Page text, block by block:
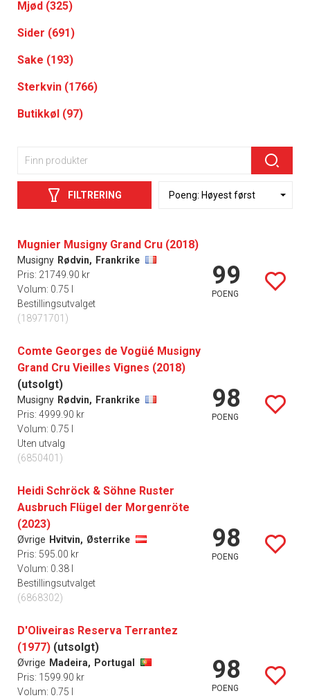
Mjød (325)
Sider (691)
Sake (193)
Sterkvin (1766)
Butikkøl (97)
FILTRERING
Mugnier Musigny Grand Cru (2018)
Musigny Rødvin, Frankrike
Pris: 21749.90 kr
Volum: 0.75 l
Bestillingsutvalget
(18971701)
99
POENG
Comte Georges de Vogüé Musigny
Grand Cru Vieilles Vignes (2018)
(utsolgt)
Musigny Rødvin, Frankrike
Pris: 4999.90 kr
Volum: 0.75 l
Uten utvalg
(6850401)
98
POENG
Heidi Schröck & Söhne Ruster
Ausbruch Flügel der Morgenröte
(2023)
Øvrige Hvitvin, Østerrike
Pris: 595.00 kr
Volum: 0.38 l
Bestillingsutvalget
(6868302)
98
POENG
D'Oliveiras Reserva Terrantez
(1977) (utsolgt)
Øvrige Madeira, Portugal
Pris: 1599.90 kr
Volum: 0.75 l
98
POENG